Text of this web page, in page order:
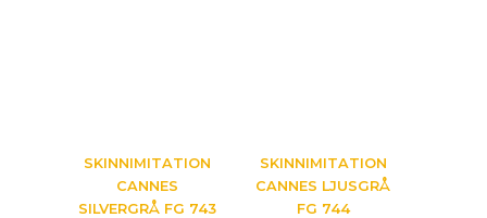
SKINNIMITATION
CANNES
SILVERGRÅ FG 743
SKINNIMITATION
CANNES LJUSGRÅ
FG 744